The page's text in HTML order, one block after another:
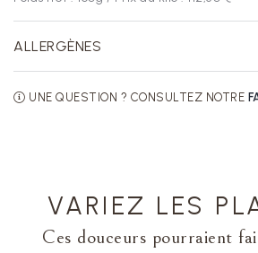
ALLERGÈNES
UNE QUESTION ? CONSULTEZ NOTRE
VARIEZ LES
Ces douceurs pourraient